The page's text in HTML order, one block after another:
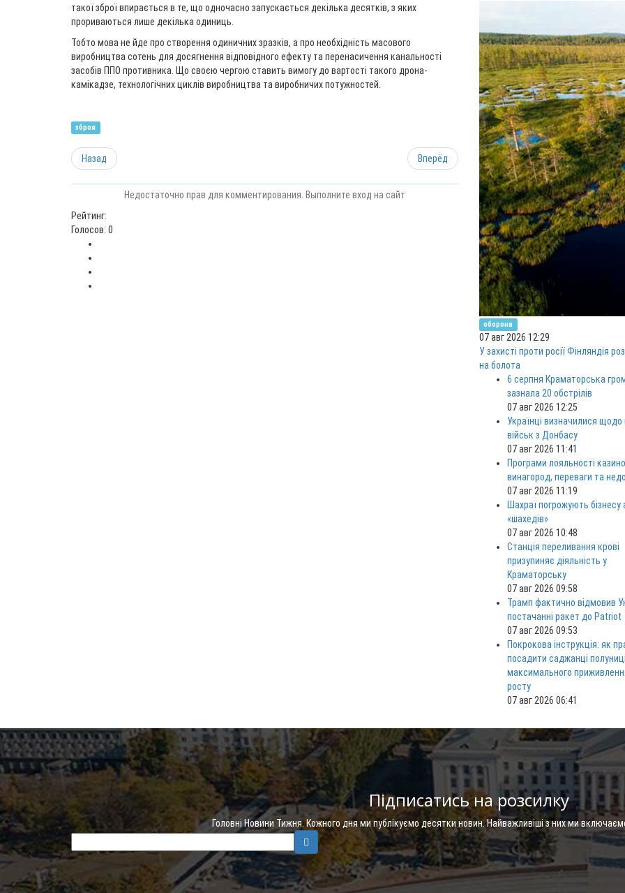
такої зброї впирається в те, що одночасно запускається декілька десятків, з яких
прориваються лише декілька одиниць.
Тобто мова не йде про створення одиничних зразків, а про необхідність масового
виробництва сотень для досягнення відповідного ефекту та перенасичення канальності
засобів ППО противника. Що своєю чергою ставить вимогу до вартості такого дрона-
камікадзе, технологічних циклів виробництва та виробничих потужностей.
зброя
Назад Вперёд
Недостаточно прав для комментирования. Выполните вход на сайт
Рейтинг:
Голосов: 0
оборона
07 авг 2026 12:29
У захисті проти росії Фінляндія
на болота
6 серпня Краматорська
зазнала 20 обстрілів
07 авг 2026 12:25
Українці визначилися щодо
військ з Донбасу
07 авг 2026 11:41
Програми лояльності
винагород, переваги та
07 авг 2026 11:19
Шахраї погрожують бізнесу
«шахедів»
07 авг 2026 10:48
Станція переливання крові
призупиняє діяльність у
Краматорську
07 авг 2026 09:58
Трамп фактично відмовив
постачанні ракет до Patriot
07 авг 2026 09:53
Покрокова інструкція: як
посадити саджанці
максимального
росту
07 авг 2026 06:41
Підписатись на розсилку
Головні Новини Тижня. Кожного дня ми публікуємо десятки новин. Найважливіші з них ми